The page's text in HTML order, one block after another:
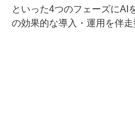
といった4つのフェーズにAI
の効果的な導入・運用を伴走